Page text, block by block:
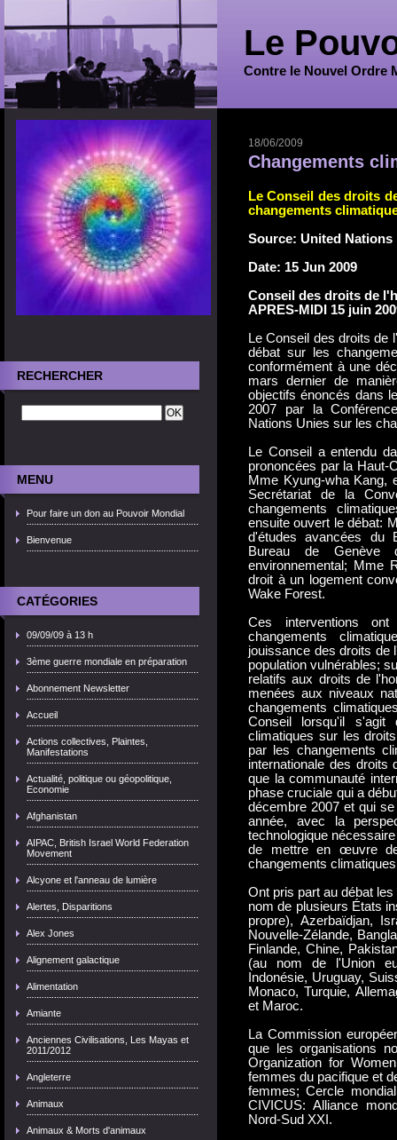
Le
Contre le Nouvel Ordre
RECHERCHER
MENU
Pour faire un don au Pouvoir Mondial
Bienvenue
CATÉGORIES
09/09/09 à 13 h
3ème guerre mondiale en préparation
Abonnement Newsletter
Accueil
Actions collectives, Plaintes,
Manifestations
Actualité, politique ou géopolitique,
Economie
Afghanistan
AIPAC, British Israel World Federation
Movement
Alcyone et l'anneau de lumière
Alertes, Disparitions
Alex Jones
Alignement galactique
Alimentation
Amiante
Anciennes Civilisations, Les Mayas et
2011/2012
Angleterre
Animaux
Animaux & Morts d'animaux
18/06/2009
Changements
Le Conseil des droits
changements
Source: United
Date: 15 Jun 2009
Conseil des droits de
APRES-MIDI 15 juin
Le Conseil des droits de
débat sur les
conformément à une
mars dernier de
objectifs énoncés dans
2007 par la
Nations Unies sur les
Le Conseil a entendu
prononcées par la Haut-
Mme Kyung-wha Kang,
Secrétariat de la
changements
ensuite ouvert le débat:
d'études avancées du
Bureau de Genève
environnemental; Mme
droit à un logement
Wake Forest.
Ces interventions
changements
jouissance des droits de
population vulnérables;
relatifs aux droits de
menées aux niveaux
changements
Conseil lorsqu'il s'agit
climatiques sur les
par les changements
internationale des droits
que la communauté
phase cruciale qui a
décembre 2007 et qui
année, avec la
technologique
de mettre en œuvre
changements
Ont pris part au débat
nom de plusieurs États
propre), Azerbaïdjan,
Nouvelle-Zélande,
Finlande, Chine,
(au nom de l'Union
Indonésie, Uruguay,
Monaco, Turquie,
et Maroc.
La Commission
que les organisations
Organization for
femmes du pacifique et
femmes; Cercle
CIVICUS: Alliance
Nord-Sud XXI.